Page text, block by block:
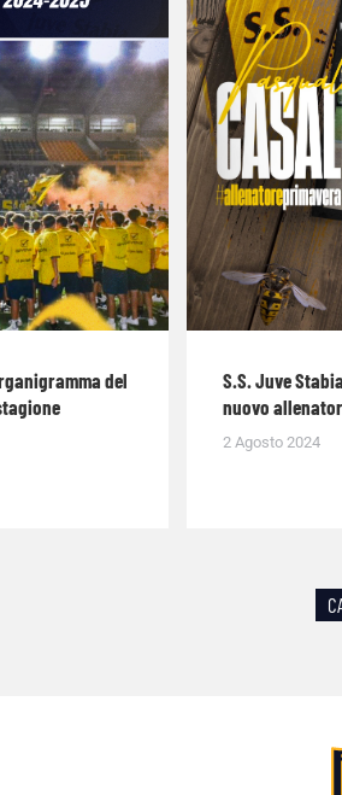
del
S.S. Juve
nuovo
2 Agosto 2024